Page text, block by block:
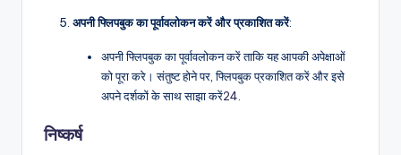
अपनी फ्लिपबुक का पूर्वावलोकन करें और प्रकाशित करें:
अपनी फ्लिपबुक का पूर्वावलोकन करें ताकि यह आपकी अपेक्षाओं
को पूरा करे। संतुष्ट होने पर, फ्लिपबुक प्रकाशित करें और इसे
अपने दर्शकों के साथ साझा करें24.
निष्कर्ष